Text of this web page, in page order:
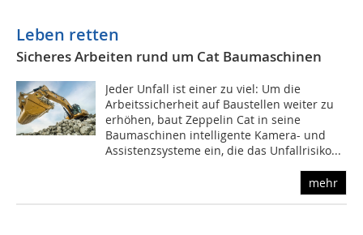
Leben retten
Sicheres Arbeiten rund um Cat Baumaschinen
Jeder Unfall ist einer zu viel: Um die
Arbeitssicherheit auf Baustellen weiter zu
erhöhen, baut Zeppelin Cat in seine
Baumaschinen intelligente Kamera- und
Assistenzsysteme ein, die das Unfallrisiko...
mehr